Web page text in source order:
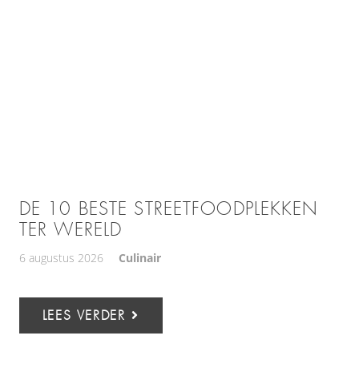
DE 10 BESTE STREETFOODPLEKKEN
TER WERELD
6 augustus 2026 Culinair
LEES VERDER